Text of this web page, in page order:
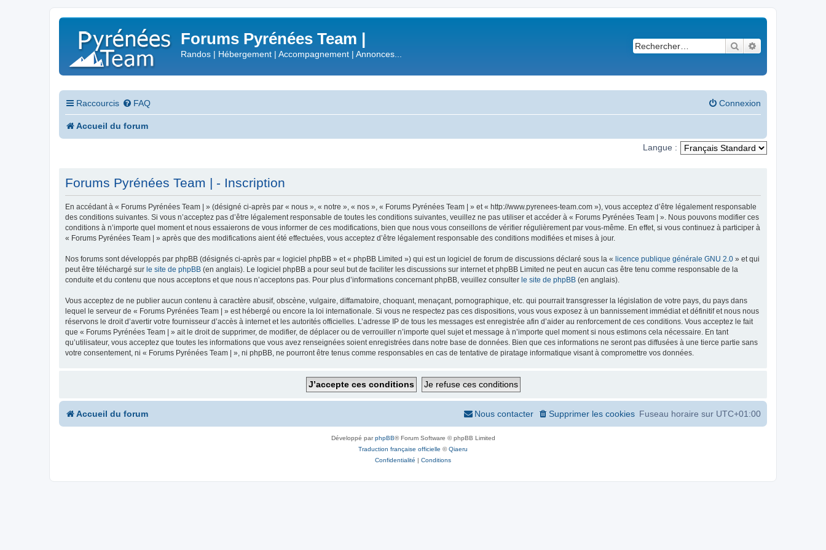
Forums Pyrénées Team |
Randos | Hébergement | Accompagnement | Annonces...
Rechercher
Raccourcis FAQ Connexion
Accueil du forum
Langue :
Forums Pyrénées Team | - Inscription
En accédant à « Forums Pyrénées Team | » (désigné ci-après par « nous », « notre », « nos », « Forums Pyrénées Team | » et « http://www.pyrenees-team.com »), vous acceptez d’être légalement responsable
des conditions suivantes. Si vous n’acceptez pas d’être légalement responsable de toutes les conditions suivantes, veuillez ne pas utiliser et accéder à « Forums Pyrénées Team | ». Nous pouvons modifier ces
conditions à n’importe quel moment et nous essaierons de vous informer de ces modifications, bien que nous vous conseillons de vérifier régulièrement par vous-même. En effet, si vous continuez à participer à
« Forums Pyrénées Team | » après que des modifications aient été effectuées, vous acceptez d’être légalement responsable des conditions modifiées et mises à jour.
Nos forums sont développés par phpBB (désignés ci-après par « logiciel phpBB » et « phpBB Limited ») qui est un logiciel de forum de discussions déclaré sous la « licence publique générale GNU 2.0 » et qui
peut être téléchargé sur le site de phpBB (en anglais). Le logiciel phpBB a pour seul but de faciliter les discussions sur internet et phpBB Limited ne peut en aucun cas être tenu comme responsable de la
conduite et du contenu que nous acceptons et que nous n’acceptons pas. Pour plus d’informations concernant phpBB, veuillez consulter le site de phpBB (en anglais).
Vous acceptez de ne publier aucun contenu à caractère abusif, obscène, vulgaire, diffamatoire, choquant, menaçant, pornographique, etc. qui pourrait transgresser la législation de votre pays, du pays dans
lequel le serveur de « Forums Pyrénées Team | » est hébergé ou encore la loi internationale. Si vous ne respectez pas ces dispositions, vous vous exposez à un bannissement immédiat et définitif et nous nous
réservons le droit d’avertir votre fournisseur d’accès à internet et les autorités officielles. L’adresse IP de tous les messages est enregistrée afin d’aider au renforcement de ces conditions. Vous acceptez le fait
que « Forums Pyrénées Team | » ait le droit de supprimer, de modifier, de déplacer ou de verrouiller n’importe quel sujet et message à n’importe quel moment si nous estimons cela nécessaire. En tant
qu’utilisateur, vous acceptez que toutes les informations que vous avez renseignées soient enregistrées dans notre base de données. Bien que ces informations ne seront pas diffusées à une tierce partie sans
votre consentement, ni « Forums Pyrénées Team | », ni phpBB, ne pourront être tenus comme responsables en cas de tentative de piratage informatique visant à compromettre vos données.
Accueil du forum Fuseau horaire sur UTC+01:00
Supprimer les cookies
Nous contacter
Développé parphpBB® Forum Software © phpBB Limited
Traduction française officielle ©Qiaeru
Confidentialité | Conditions